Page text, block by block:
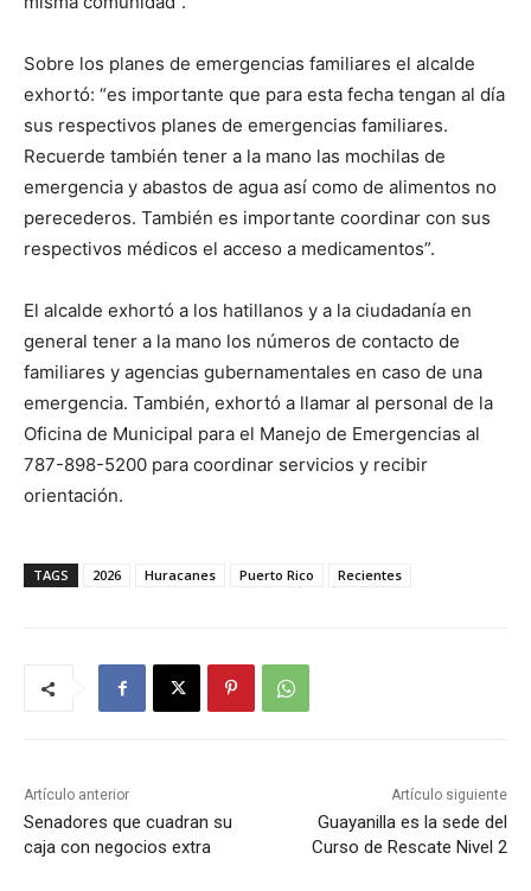
Sobre los planes de emergencias familiares el alcalde
exhortó: “es importante que para esta fecha tengan al día
sus respectivos planes de emergencias familiares.
Recuerde también tener a la mano las mochilas de
emergencia y abastos de agua así como de alimentos no
perecederos. También es importante coordinar con sus
respectivos médicos el acceso a medicamentos”.
El alcalde exhortó a los hatillanos y a la ciudadanía en
general tener a la mano los números de contacto de
familiares y agencias gubernamentales en caso de una
emergencia. También, exhortó a llamar al personal de la
Oficina de Municipal para el Manejo de Emergencias al
787-898-5200 para coordinar servicios y recibir
orientación.
TAGS 2026 Huracanes Puerto Rico Recientes
Artículo anterior
Senadores que cuadran su
caja con negocios extra
Artículo siguiente
Guayanilla es la sede del
Curso de Rescate Nivel 2